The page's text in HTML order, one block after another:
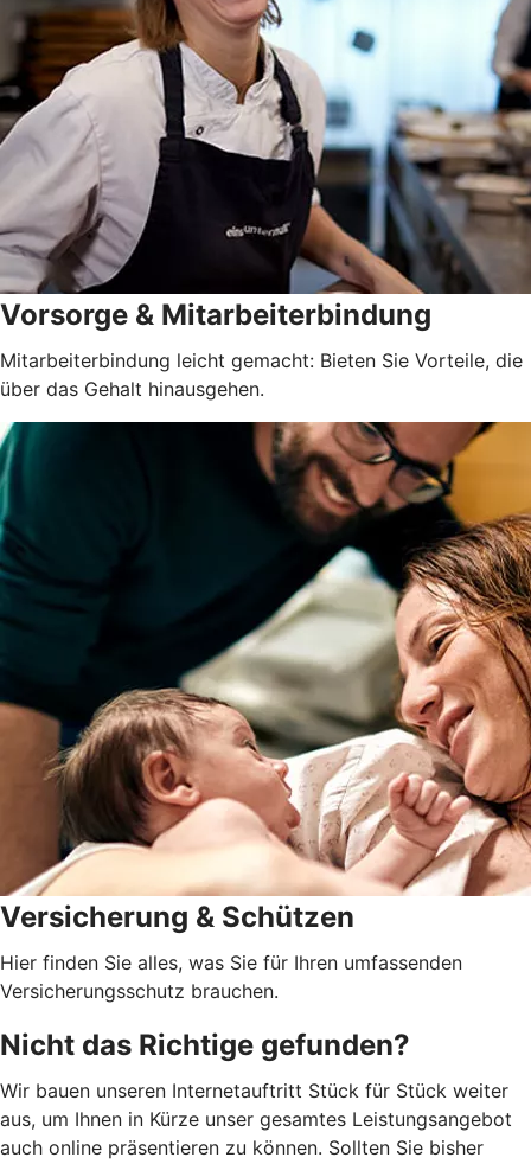
Vorsorge & Mitarbeiterbindung
Mitarbeiterbindung leicht gemacht: Bieten Sie Vorteile, die
über das Gehalt hinausgehen.
Versicherung & Schützen
Hier finden Sie alles, was Sie für Ihren umfassenden
Versicherungsschutz brauchen.
Nicht das Richtige gefunden?
Wir bauen unseren Internetauftritt Stück für Stück weiter
aus, um Ihnen in Kürze unser gesamtes Leistungsangebot
auch online präsentieren zu können. Sollten Sie bisher